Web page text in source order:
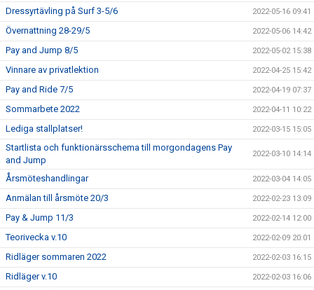
Dressyrtävling på Surf 3-5/6 2022-05-16 09:41
Övernattning 28-29/5 2022-05-06 14:42
Pay and Jump 8/5 2022-05-02 15:38
Vinnare av privatlektion 2022-04-25 15:42
Pay and Ride 7/5 2022-04-19 07:37
Sommarbete 2022 2022-04-11 10:22
Lediga stallplatser! 2022-03-15 15:05
Startlista och funktionärsschema till morgondagens Pay
and Jump
2022-03-10 14:14
Årsmöteshandlingar 2022-03-04 14:05
Anmälan till årsmöte 20/3 2022-02-23 13:09
Pay & Jump 11/3 2022-02-14 12:00
Teorivecka v.10 2022-02-09 20:01
Ridläger sommaren 2022 2022-02-03 16:15
Ridläger v.10 2022-02-03 16:06